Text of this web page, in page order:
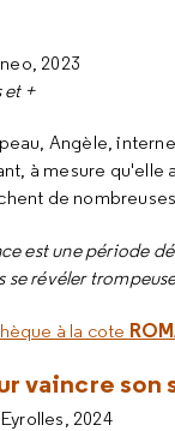
2023
et +
Angèle,
à mesure
de
est une période
se révéler
à la cote
vaincre son
2024